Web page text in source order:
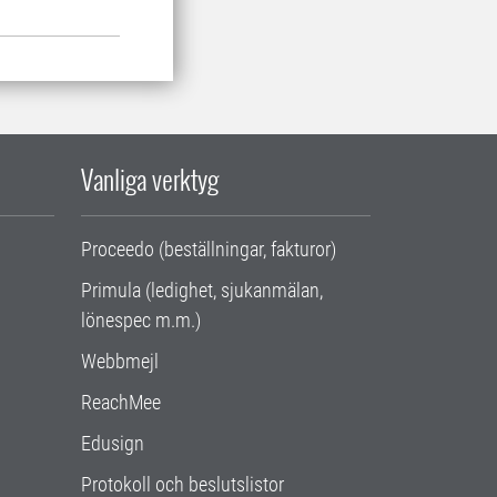
Vanliga verktyg
Proceedo (beställningar, fakturor)
Primula (ledighet, sjukanmälan,
lönespec m.m.)
Webbmejl
ReachMee
Edusign
Protokoll och beslutslistor